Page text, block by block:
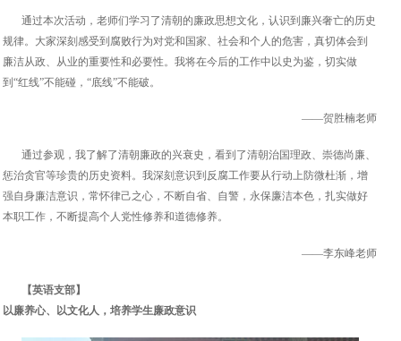
通过本次活动，老师们学习了清朝的廉政思想文化，认识到廉兴奢亡的历史
规律。大家深刻感受到腐败行为对党和国家、社会和个人的危害，真切体会到
廉洁从政、从业的重要性和必要性。我将在今后的工作中以史为鉴，切实做
到“红线”不能碰，“底线”不能破。
——贺胜楠老师
通过参观，我了解了清朝廉政的兴衰史，看到了清朝治国理政、崇德尚廉、
惩治贪官等珍贵的历史资料。我深刻意识到反腐工作要从行动上防微杜渐，增
强自身廉洁意识，常怀律己之心，不断自省、自警，永保廉洁本色，扎实做好
本职工作，不断提高个人党性修养和道德修养。
——李东峰老师
【英语支部】
以廉养心、以文化人，培养学生廉政意识